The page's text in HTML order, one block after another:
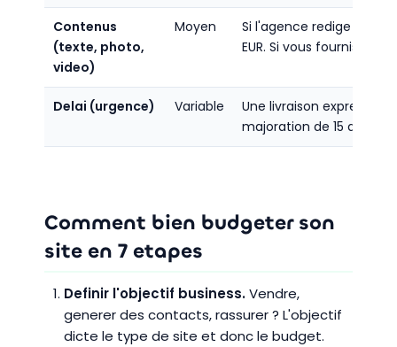
Contenus
(texte, photo,
video)
Moyen
Si l'agence redige et
EUR. Si vous fournissez
Delai (urgence) Variable
Une livraison express
majoration de 15 a 30 %.
Comment bien budgeter son
site en 7 etapes
Definir l'objectif business.Vendre,
generer des contacts, rassurer ? L'objectif
dicte le type de site et donc le budget.